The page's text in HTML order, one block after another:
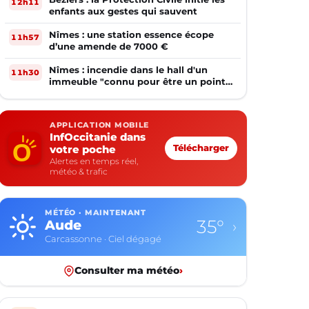
enfants aux gestes qui sauvent
11h57
Nîmes : une station essence écope
d’une amende de 7000 €
11h30
Nîmes : incendie dans le hall d'un
immeuble "connu pour être un point
APPLICATION MOBILE
InfOccitanie dans
votre poche
Alertes en temps réel,
météo & trafic
Télécharger
MÉTÉO · MAINTENANT
Aveyron
Rodez · Ciel dégagé
30° ›
Consulter ma météo›